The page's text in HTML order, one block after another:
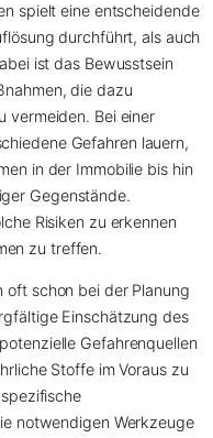
spielt eine entscheidende
durchführt, als auch
ist das Bewusstsein
die dazu
vermeiden. Bei einer
Gefahren lauern,
in der Immobilie bis hin
Gegenstände.
Risiken zu erkennen
zu treffen.
oft schon bei der Planung
Einschätzung des
Gefahrenquellen
Stoffe im Voraus zu
notwendigen Werkzeuge